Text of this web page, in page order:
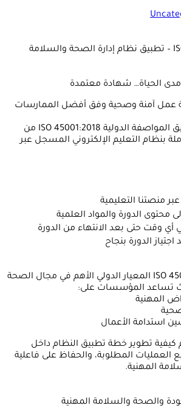
🔹 دورة ISO 45001:2018 – تطبيق نظام إدارة الصحة والسلامة
الحياة… شهادة معتمدة
عمل آمنة وصحية وفق أفضل الممارسات
الآن يمكنك إتقان تطبيق المواصفة الدولية ISO 45001:2018 من
بنظام التعليم الإلكتروني المسجل عبر
الدورة والمواد العلمية
أي وقت حتى بعد الانتهاء من الدورة
الدورة بنجاح
تُعد مواصفة ISO 45001:2018 المعيار الدولي الأهم في مجال الصحة
تساعد المؤسسات على:
المهنية
استدامة الأعمال
كيفية تطوير خطة تطبيق النظام داخل
العمليات المطلوبة، والحفاظ على فاعلية
المهنية.
والصحة والسلامة المهنية